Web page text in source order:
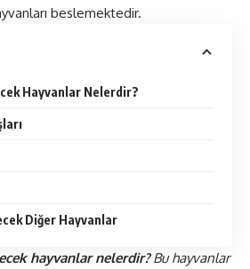
beslemektedir.
Hayvanlar Nelerdir?
Diğer Hayvanlar
hayvanlar nelerdir?Bu hayvanlar